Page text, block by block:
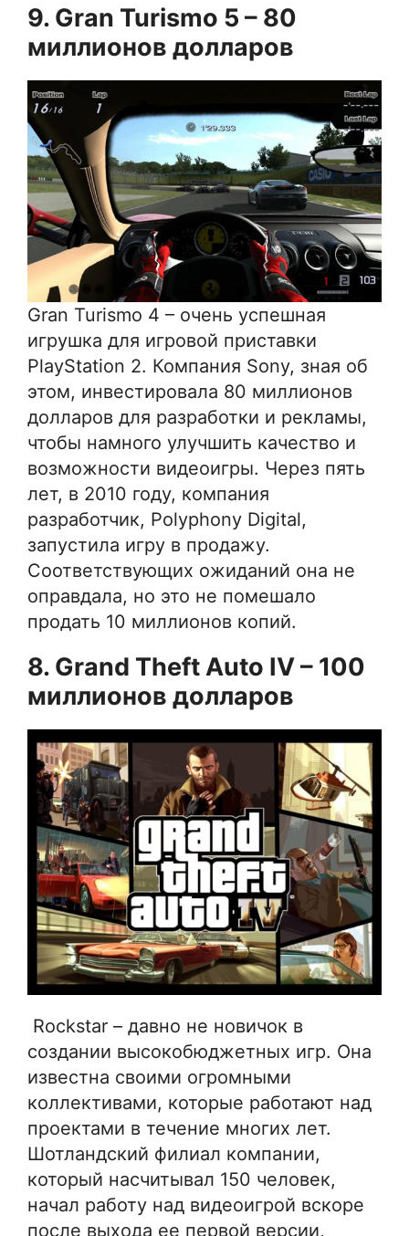
9. Gran Turismo 5 – 80
миллионов долларов
Gran Turismo 4 – очень успешная
игрушка для игровой приставки
PlayStation 2. Компания Sony, зная об
этом, инвестировала 80 миллионов
долларов для разработки и рекламы,
чтобы намного улучшить качество и
возможности видеоигры. Через пять
лет, в 2010 году, компания
разработчик, Polyphony Digital,
запустила игру в продажу.
Соответствующих ожиданий она не
оправдала, но это не помешало
продать 10 миллионов копий.
8. Grand Theft Auto IV – 100
миллионов долларов
Rockstar – давно не новичок в
создании высокобюджетных игр. Она
известна своими огромными
коллективами, которые работают над
проектами в течение многих лет.
Шотландский филиал компании,
который насчитывал 150 человек,
начал работу над видеоигрой вскоре
после выхода ее первой версии,